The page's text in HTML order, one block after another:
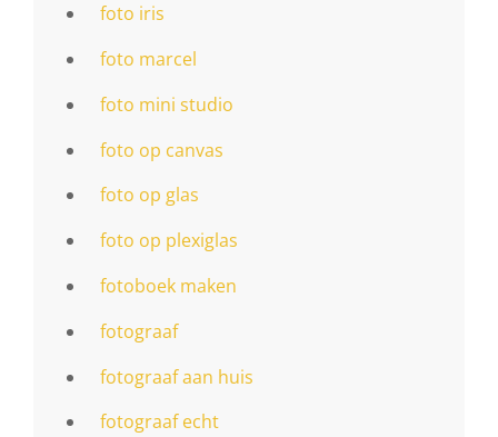
foto iris
foto marcel
foto mini studio
foto op canvas
foto op glas
foto op plexiglas
fotoboek maken
fotograaf
fotograaf aan huis
fotograaf echt